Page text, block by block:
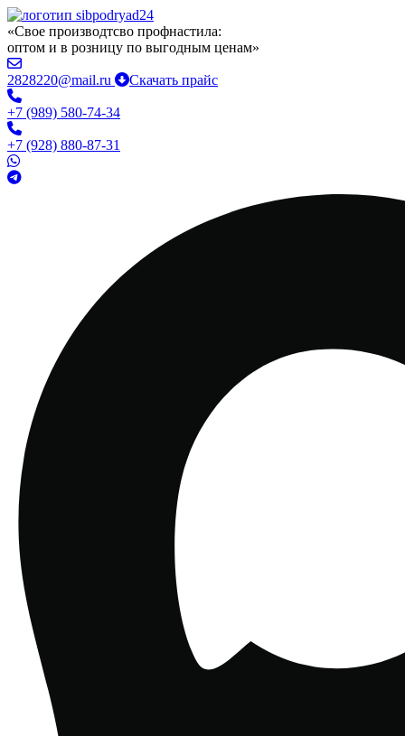
«Свое производтсво профнастила:
оптом и в розницу по выгодным ценам»
2828220@mail.ru Скачать прайс
+7 (989) 580-74-34
+7 (928) 880-87-31